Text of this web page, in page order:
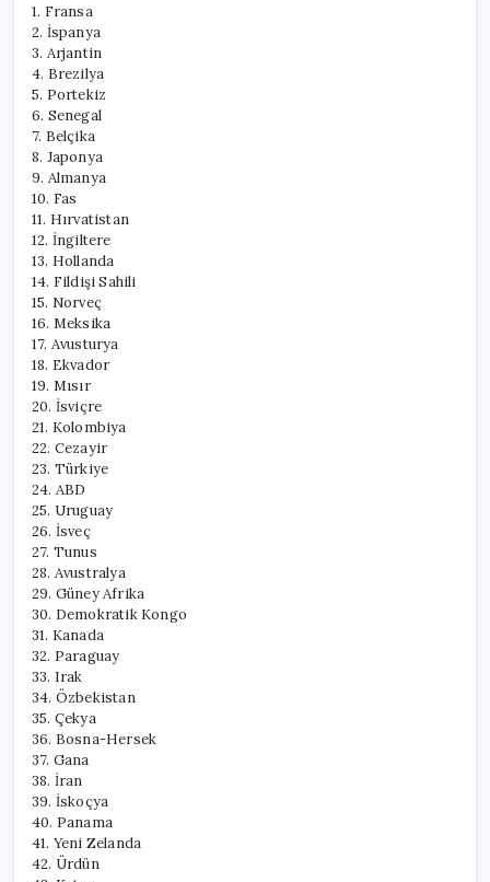
1. Fransa
2. İspanya
3. Arjantin
4. Brezilya
5. Portekiz
6. Senegal
7. Belçika
8. Japonya
9. Almanya
10. Fas
11. Hırvatistan
12. İngiltere
13. Hollanda
14. Fildişi Sahili
15. Norveç
16. Meksika
17. Avusturya
18. Ekvador
19. Mısır
20. İsviçre
21. Kolombiya
22. Cezayir
23. Türkiye
24. ABD
25. Uruguay
26. İsveç
27. Tunus
28. Avustralya
29. Güney Afrika
30. Demokratik Kongo
31. Kanada
32. Paraguay
33. Irak
34. Özbekistan
35. Çekya
36. Bosna-Hersek
37. Gana
38. İran
39. İskoçya
40. Panama
41. Yeni Zelanda
42. Ürdün